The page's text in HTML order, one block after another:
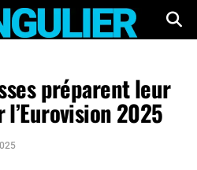
préparent leur
2025